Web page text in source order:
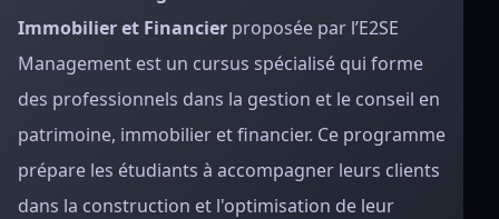
Immobilier et Financier proposée par l’E2SE
Management est un cursus spécialisé qui forme
des professionnels dans la gestion et le conseil en
patrimoine, immobilier et financier. Ce programme
prépare les étudiants à accompagner leurs clients
dans la construction et l'optimisation de leur